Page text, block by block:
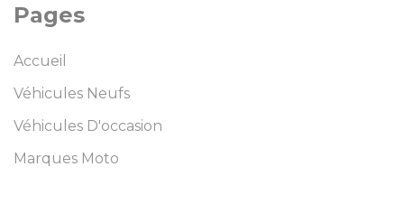
Pages
Accueil
Véhicules Neufs
Véhicules D'occasion
Marques Moto